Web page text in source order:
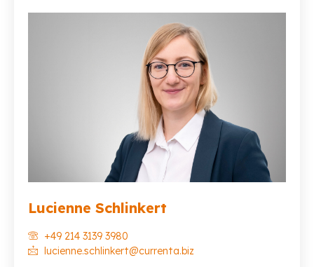
Lucienne Schlinkert
+49 214 3139 3980
lucienne.schlinkert@currenta.biz